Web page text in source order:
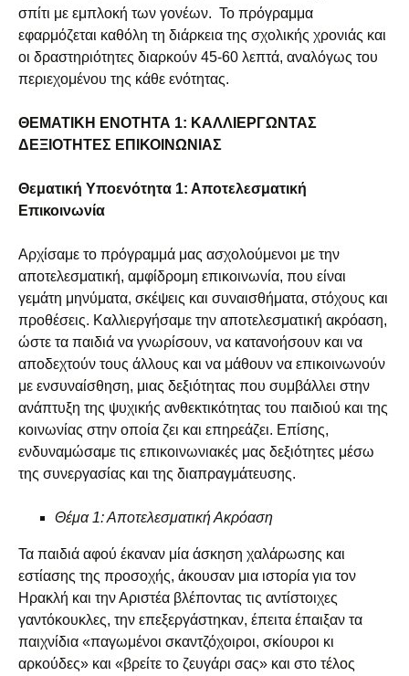
σπίτι με εμπλοκή των γονέων. Το πρόγραμμα
εφαρμόζεται καθόλη τη διάρκεια της σχολικής χρονιάς και
οι δραστηριότητες διαρκούν 45-60 λεπτά, αναλόγως του
περιεχομένου της κάθε ενότητας.
ΘΕΜΑΤΙΚΗ ΕΝΟΤΗΤΑ 1: ΚΑΛΛΙΕΡΓΩΝΤΑΣ
ΔΕΞΙΟΤΗΤΕΣ ΕΠΙΚΟΙΝΩΝΙΑΣ
Θεματική Υποενότητα 1: Αποτελεσματική
Επικοινωνία
Αρχίσαμε το πρόγραμμά μας ασχολούμενοι με την
αποτελεσματική, αμφίδρομη επικοινωνία, που είναι
γεμάτη μηνύματα, σκέψεις και συναισθήματα, στόχους και
προθέσεις. Καλλιεργήσαμε την αποτελεσματική ακρόαση,
ώστε τα παιδιά να γνωρίσουν, να κατανοήσουν και να
αποδεχτούν τους άλλους και να μάθουν να επικοινωνούν
με ενσυναίσθηση, μιας δεξιότητας που συμβάλλει στην
ανάπτυξη της ψυχικής ανθεκτικότητας του παιδιού και της
κοινωνίας στην οποία ζει και επηρεάζει. Επίσης,
ενδυναμώσαμε τις επικοινωνιακές μας δεξιότητες μέσω
της συνεργασίας και της διαπραγμάτευσης.
Θέμα 1: Αποτελεσματική Ακρόαση
Τα παιδιά αφού έκαναν μία άσκηση χαλάρωσης και
εστίασης της προσοχής, άκουσαν μια ιστορία για τον
Ηρακλή και την Αριστέα βλέποντας τις αντίστοιχες
γαντόκουκλες, την επεξεργάστηκαν, έπειτα έπαιξαν τα
παιχνίδια «παγωμένοι σκαντζόχοιροι, σκίουροι κι
αρκούδες» και «βρείτε το ζευγάρι σας» και στο τέλος